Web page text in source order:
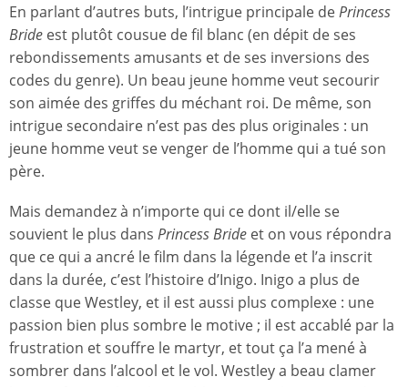
En parlant d’autres buts, l’intrigue principale dePrincess
Bride est plutôt cousue de fil blanc (en dépit de ses
rebondissements amusants et de ses inversions des
codes du genre). Un beau jeune homme veut secourir
son aimée des griffes du méchant roi. De même, son
intrigue secondaire n’est pas des plus originales : un
jeune homme veut se venger de l’homme qui a tué son
père.
Mais demandez à n’importe qui ce dont il/elle se
souvient le plus dans Princess Bride et on vous répondra
que ce qui a ancré le film dans la légende et l’a inscrit
dans la durée, c’est l’histoire d’Inigo. Inigo a plus de
classe que Westley, et il est aussi plus complexe : une
passion bien plus sombre le motive ; il est accablé par la
frustration et souffre le martyr, et tout ça l’a mené à
sombrer dans l’alcool et le vol. Westley a beau clamer